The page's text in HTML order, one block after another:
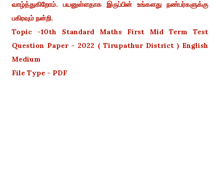
வாழ்த்துகிறோம். பயனுள்ளதாக இருப்பின் உங்களது நண்பர்களுக்கு
பகிரவும் நன்றி.
Topic -10th Standard Maths First Mid Term Test
Question Paper - 2022 ( Tirupathur District ) English
Medium
File Type - PDF